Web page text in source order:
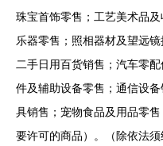
珠宝首饰零售；工艺美术品
乐器零售；照相器材及望远
二手日用百货销售；汽车零
件及辅助设备零售；通信设
具销售；宠物食品及用品零
要许可的商品）。（除依法